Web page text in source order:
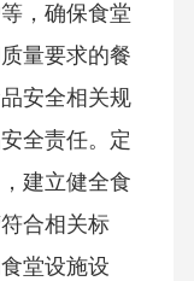
，确保食堂
量要求的餐
安全相关规
全责任。定
建立健全食
合相关标
堂设施设